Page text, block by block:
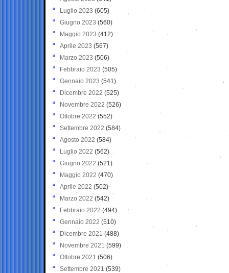
Luglio 2023 (605)
Giugno 2023 (560)
Maggio 2023 (412)
Aprile 2023 (567)
Marzo 2023 (506)
Febbraio 2023 (505)
Gennaio 2023 (541)
Dicembre 2022 (525)
Novembre 2022 (526)
Ottobre 2022 (552)
Settembre 2022 (584)
Agosto 2022 (584)
Luglio 2022 (562)
Giugno 2022 (521)
Maggio 2022 (470)
Aprile 2022 (502)
Marzo 2022 (542)
Febbraio 2022 (494)
Gennaio 2022 (510)
Dicembre 2021 (488)
Novembre 2021 (599)
Ottobre 2021 (506)
Settembre 2021 (539)